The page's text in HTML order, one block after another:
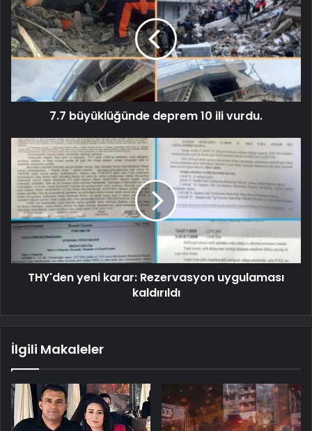
7.7 büyüklüğünde deprem 10 ili vurdu.
THY'den yeni karar: Rezervasyon uygulaması
kaldırıldı
İlgili Makaleler